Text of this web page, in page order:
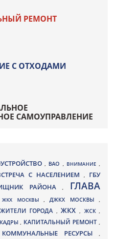
РЕМОНТ
С ОТХОДАМИ
САМОУПРАВЛЕНИЕ
, ВАО , ВНИМАНИЕ ,
С НАСЕЛЕНИЕМ , ГБУ
РАЙОНА, ГЛАВА
ЖКХ МОСКВЫ ,ДЖКХ МОСКВЫ ,
ЖИТЕЛИ ГОРОДА , ЖКХ, ЖСК,
КАДРЫ, КАПИТАЛЬНЫЙ РЕМОНТ ,
КОММУНАЛЬНЫЕ РЕСУРСЫ,